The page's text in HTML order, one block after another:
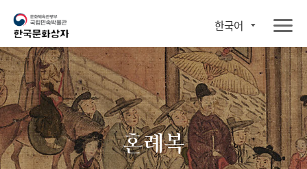
한국어
혼례복